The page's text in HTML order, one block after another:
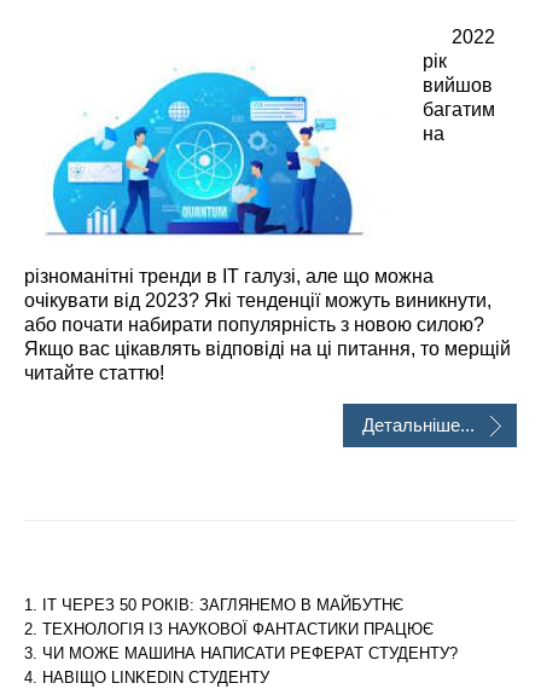
2022
рік
вийшов
багатим
на
різноманітні тренди в IT галузі, але що можна
очікувати від 2023? Які тенденції можуть виникнути,
або почати набирати популярність з новою силою?
Якщо вас цікавлять відповіді на ці питання, то мерщій
читайте статтю!
Детальніше...
IT ЧЕРЕЗ 50 РОКІВ: ЗАГЛЯНЕМО В МАЙБУТНЄ
ТЕХНОЛОГІЯ ІЗ НАУКОВОЇ ФАНТАСТИКИ ПРАЦЮЄ
ЧИ МОЖЕ МАШИНА НАПИСАТИ РЕФЕРАТ СТУДЕНТУ?
НАВІЩО LINKEDIN СТУДЕНТУ